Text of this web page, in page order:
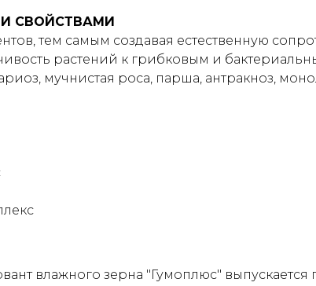
СВОЙСТВАМИ
тем самым создавая естественную
растений к грибковым и
мучнистая роса, парша, антракноз,
влажного зерна "Гумоплюс"